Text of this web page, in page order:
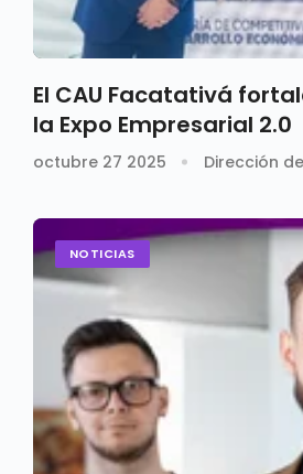
El CAU Facatativá
la Expo Empresarial 2.0
octubre 27 2025 Dirección
NOTICIAS